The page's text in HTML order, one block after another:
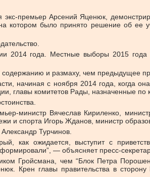
премьер Арсений Яценюк,
котором было принято решение об
года. Местные выборы 2015 года
и размаху, чем предыдущее
начиная с ноября 2014 года,
главы комитетов Рады, назначенные
министр Вячеслав Кириленко,
и спорта Игорь Жданов, министр
Турчинов.
как ожидается, выступит с
— объясняет пресс-
Гройсмана, чем “Блок Петра
Крен главы правительства в